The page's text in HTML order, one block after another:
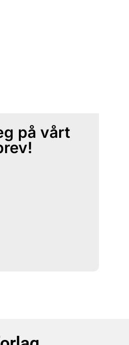
på vårt